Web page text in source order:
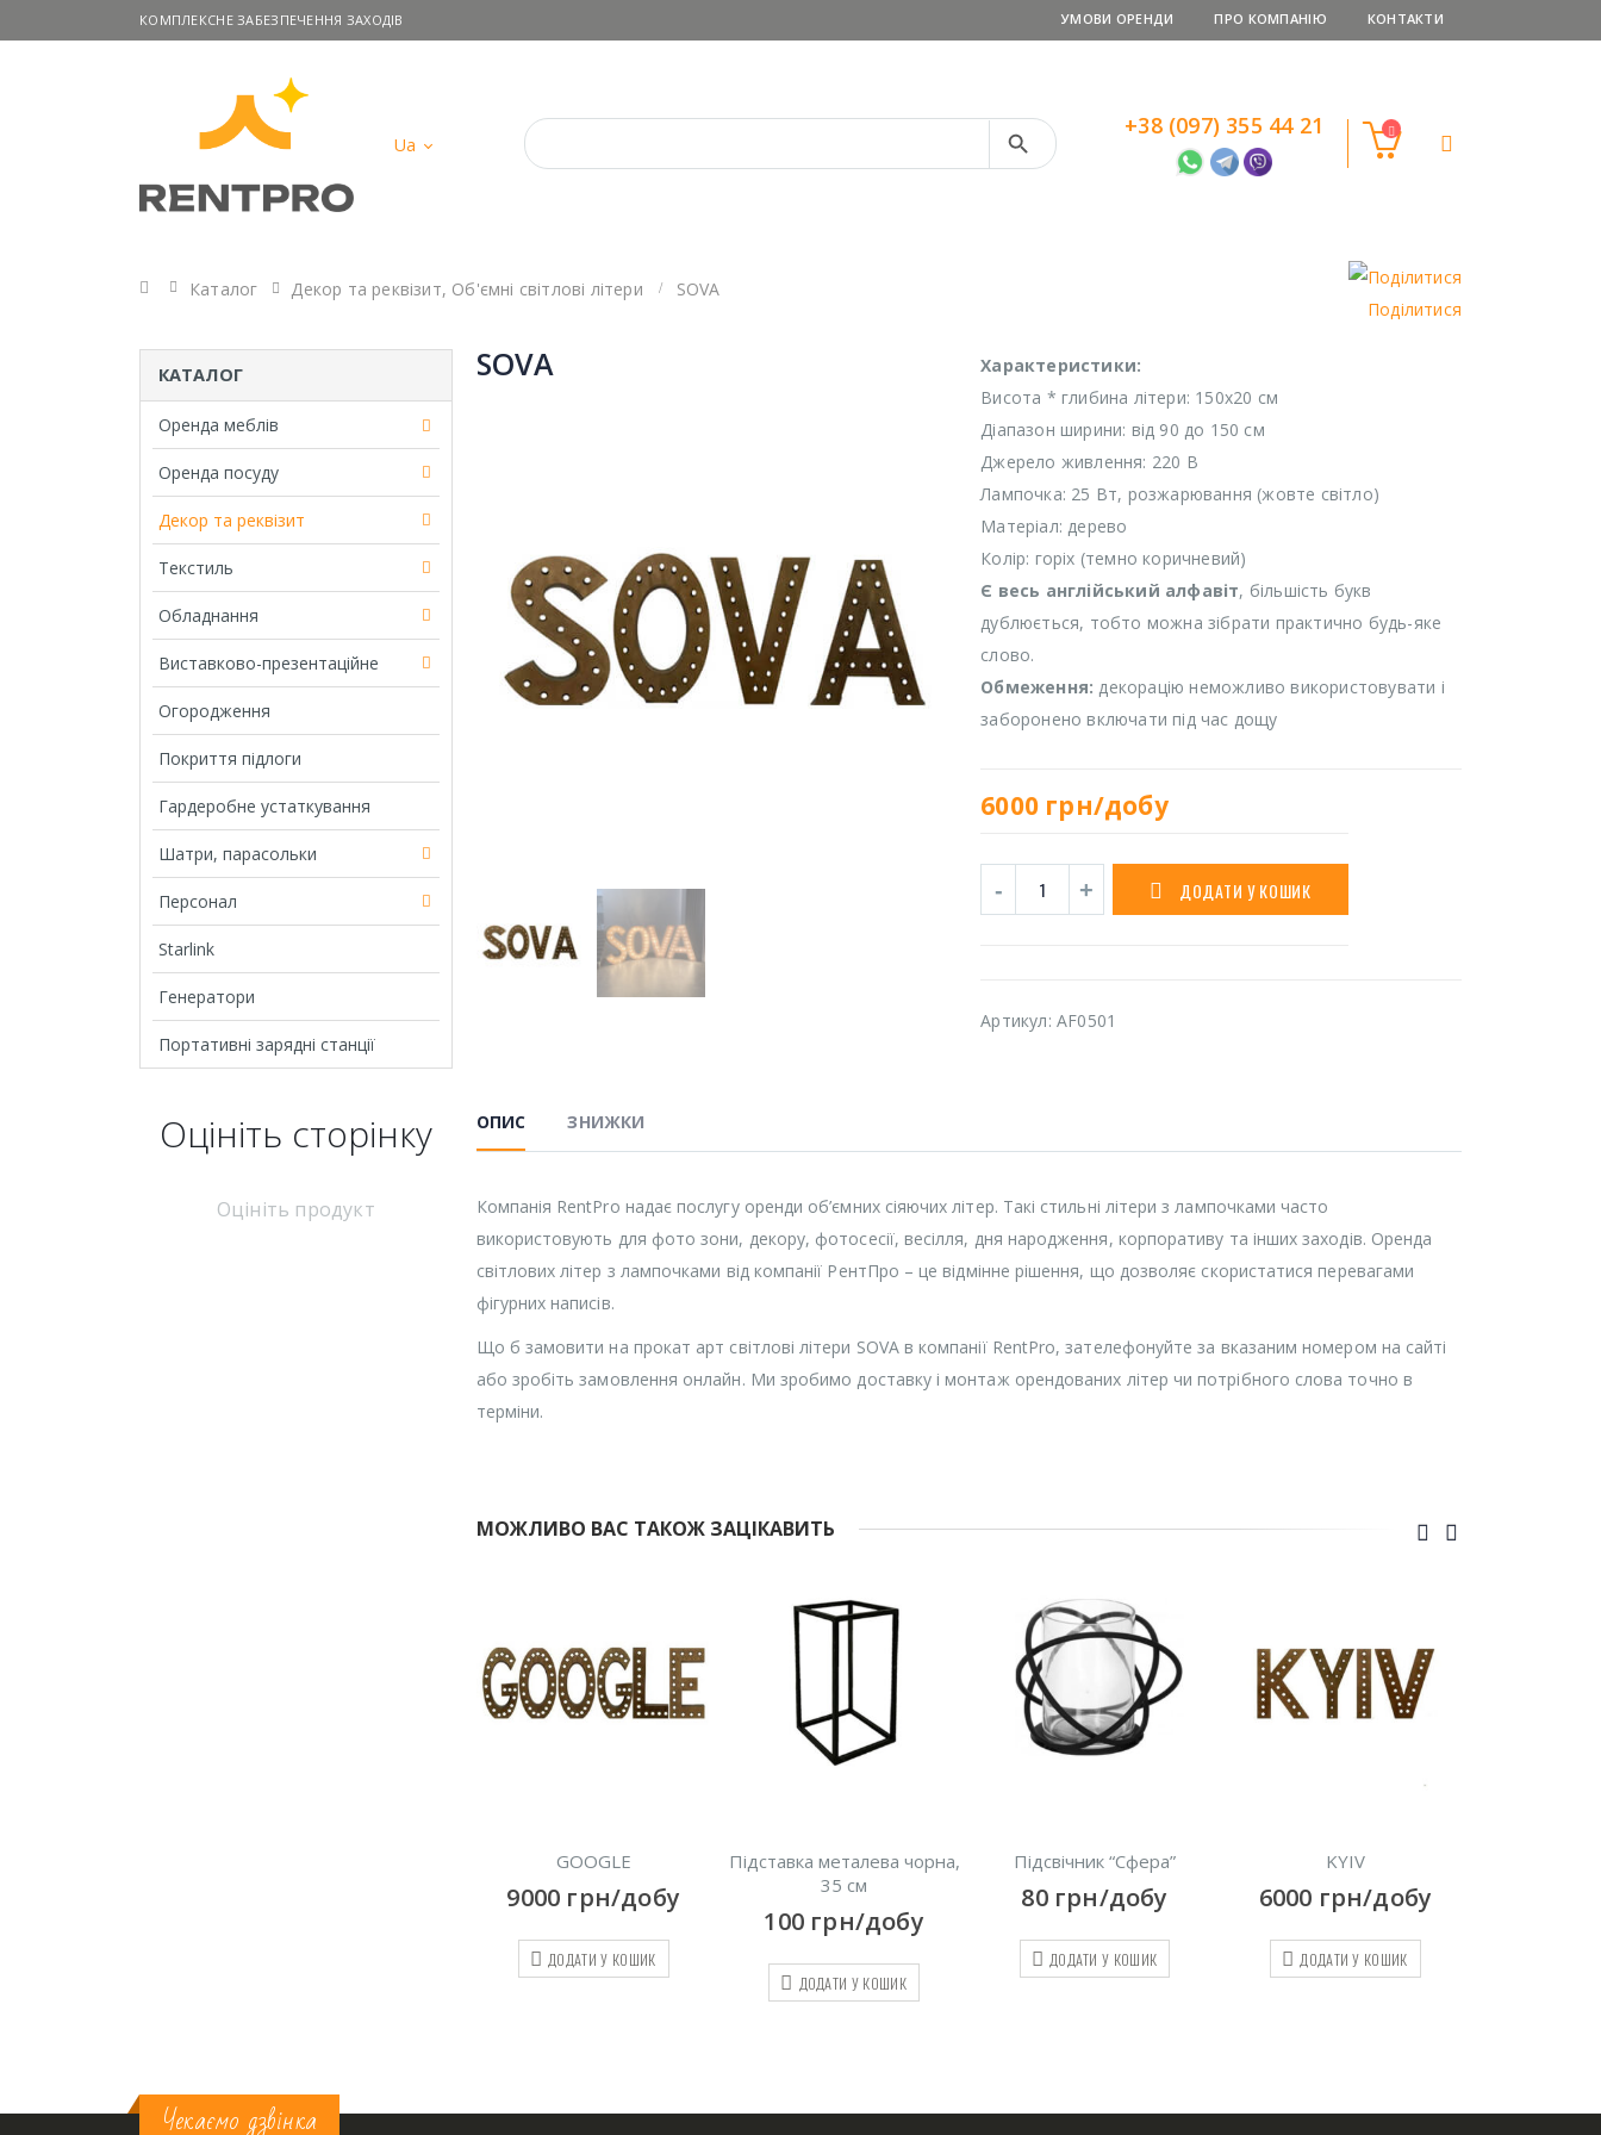
КОМПЛЕКСНЕ ЗАБЕЗПЕЧЕННЯ ЗАХОДІВ УМОВИ ОРЕНДИ ПРО КОМПАНІЮ КОНТАКТИ
Ua
Search Button +38 (097) 355 44 21
Головна
Каталог Декор та реквізит, Об'ємні світлові літери
SOVA
Поділитися
SOVA
Характеристики:
Висота * глибина літери: 150х20 см
Діапазон ширини: від 90 до 150 см
Джерело живлення: 220 В
Лампочка: 25 Вт, розжарювання (жовте світло)
Матеріал: дерево
Колір: горіх (темно коричневий)
Є весь англійський алфавіт, більшість букв
дублюється, тобто можна зібрати практично будь-яке
слово.
Обмеження: декорацію неможливо використовувати і
заборонено включати під час дощу
6000 грн/добу
ДОДАТИ У КОШИК
Артикул:AF0501
ОПИС ЗНИЖКИ
Компанія RentPro надає послугу оренди об’ємних сіяючих літер. Такі стильні літери з лампочками часто
використовують для фото зони, декору, фотосесії, весілля, дня народження, корпоративу та інших заходів. Оренда
світлових літер з лампочками від компанії РентПро – це відмінне рішення, що дозволяє скористатися перевагами
фігурних написів.
Що б замовити на прокат арт світлові літери SOVA в компанії RentPro, зателефонуйте за вказаним номером на сайті
або зробіть замовлення онлайн. Ми зробимо доставку і монтаж орендованих літер чи потрібного слова точно в
терміни.
МОЖЛИВО ВАС ТАКОЖ ЗАЦІКАВИТЬ
Підставка металева чорна,
35 см
100 грн/добу
ДОДАТИ У КОШИК
Підсвічник “Сфера”
80грн/добу
ДОДАТИ У КОШИК
KYIV
6000грн/добу
ДОДАТИ У КОШИК
PARTY
7500грн/добу
ДОДАТИ У КОШИК
КАТАЛОГ
Оренда меблів
Оренда посуду
Декор та реквізит
Текстиль
Обладнання
Виставково-презентаційне
Огородження
Покриття підлоги
Гардеробне устаткування
Шатри, парасольки
Персонал
Starlink
Генератори
Портативні зарядні станції
Оцініть cторінку
Оцініть продукт
Чекаємо дзвінка